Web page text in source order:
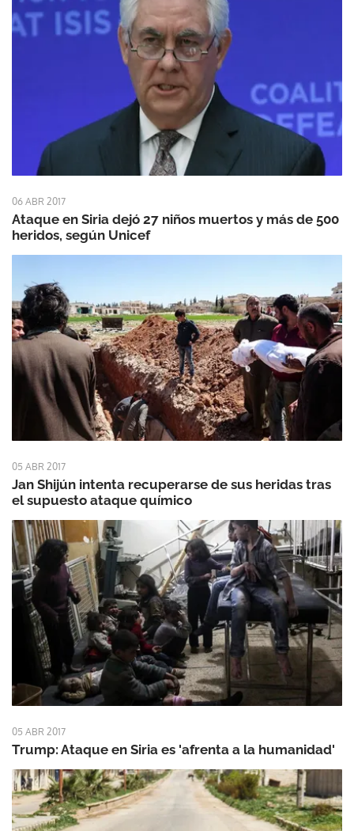
06 ABR 2017
Ataque en Siria dejó 27 niños muertos y más de 500
heridos, según Unicef
05 ABR 2017
Jan Shijún intenta recuperarse de sus heridas tras
el supuesto ataque químico
05 ABR 2017
Trump: Ataque en Siria es 'afrenta a la humanidad'